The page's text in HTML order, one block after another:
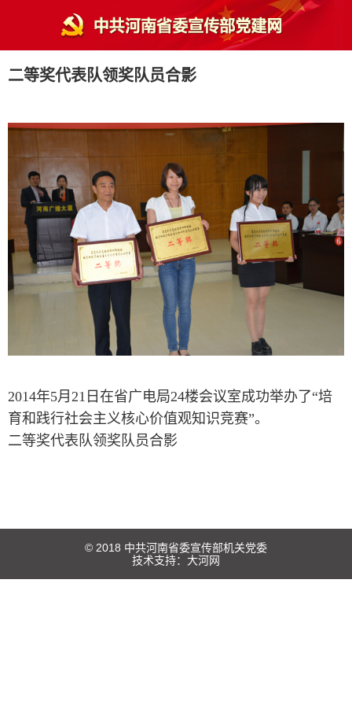
二等奖代表队领奖队员合影
2014年5月21日在省广电局24楼会议室成功举办了“培
育和践行社会主义核心价值观知识竞赛”。
二等奖代表队领奖队员合影
© 2018 中共河南省委宣传部机关党委
技术支持： 大河网